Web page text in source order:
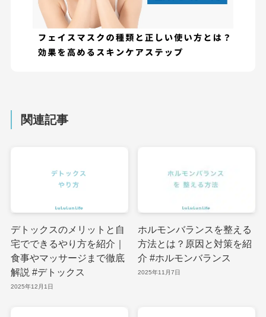
関連記事
デトックスのメリットと自
宅でできるやり方を紹介｜
食事やマッサージまで徹底
解説 #デトックス
2025年12月1日
ホルモンバランスを整える
方法とは？原因と対策を紹
介 #ホルモンバランス
2025年11月7日